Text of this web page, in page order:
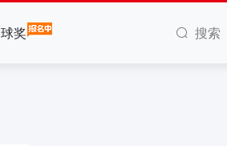
奖 搜索